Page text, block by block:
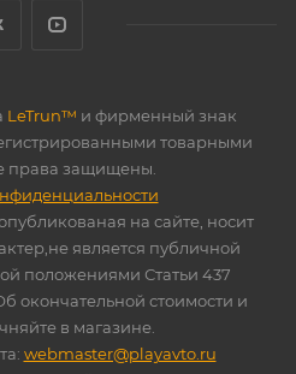
LeTrun™ и фирменный знак
товарными
права защищены.
на сайте, носит
является публичной
положениями Статьи 437
окончательной стоимости и
в магазине.
webmaster@playavto.ru